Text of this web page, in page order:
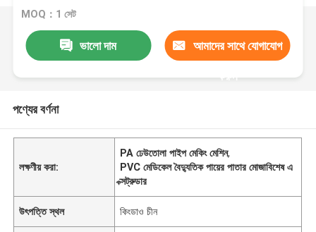
MOQ：1 সেট
ভালো দাম আমাদের সাথে যোগাযোগ
করুন
পণ্যের বর্ণনা
লক্ষণীয় করা:
PA ঢেউতোলা পাইপ মেকিং মেশিন,
PVC মেডিকেল বৈদ্যুতিক পায়ের পাতার মোজাবিশেষ এ
ক্সট্রুডার
উৎপত্তি স্থল কিংডাও চীন